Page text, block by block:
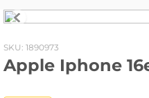
: 1890973
Apple Iphone
fogao
café